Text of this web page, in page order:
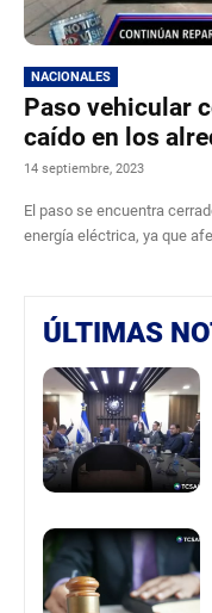
NACIONALES
Paso vehicular
caído en los
14 septiembre, 2023
El paso se encuentra
energía eléctrica, ya que
ÚLTIMAS